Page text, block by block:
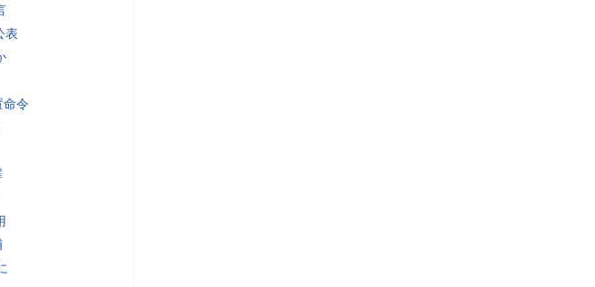
表
命令